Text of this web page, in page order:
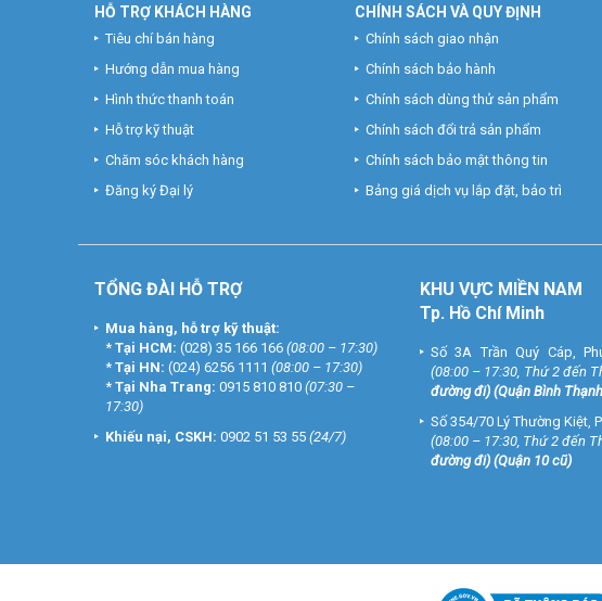
HỖ TRỢ KHÁCH HÀNG
Tiêu chí bán hàng
Hướng dẫn mua hàng
Hình thức thanh toán
Hỗ trợ kỹ thuật
Chăm sóc khách hàng
Đăng ký Đại lý
CHÍNH SÁCH VÀ QUY ĐỊNH
Chính sách giao nhận
Chính sách bảo hành
Chính sách dùng thử sản phẩm
Chính sách đổi trả sản phẩm
Chính sách bảo mật thông tin
Bảng giá dịch vụ lắp đặt, bảo trì
TỔNG ĐÀI HỖ TRỢ
Mua hàng, hỗ trợ kỹ thuật:
* Tại HCM: (028) 35 166 166 (08:00 – 17:30)
* Tại HN: (024) 6256 1111 (08:00 – 17:30)
* Tại Nha Trang: 0915 810 810 (07:30 –
17:30)
Khiếu nại, CSKH: 0902 51 53 55 (24/7)
KHU VỰC MIỀN NAM
Tp. Hồ Chí Minh
Số 3A Trần Quý Cáp,
(08:00 – 17:30, Thứ 2 đến
đường đi) (Quận Bình
Số 354/70 Lý Thường Kiệt,
(08:00 – 17:30, Thứ 2 đến
đường đi) (Quận 10 cũ)